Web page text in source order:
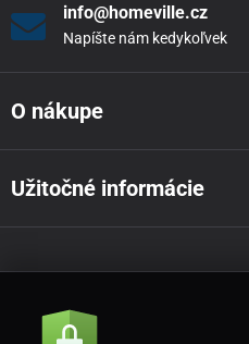
info@homeville.cz
Napíšte nám kedykoľvek
O nákupe
Užitočné informácie
Akcie a novinky e-mailom